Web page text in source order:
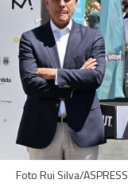
Foto Rui Silva/ASPRESS